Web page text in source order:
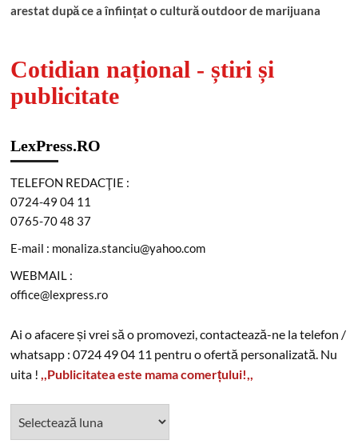
arestat după ce a înființat o cultură outdoor de marijuana
Cotidian național - știri și
publicitate
LexPress.RO
TELEFON REDACŢIE :
0724-49 04 11
0765-70 48 37
E-mail : monaliza.stanciu@yahoo.com
WEBMAIL :
office@lexpress.ro
Ai o afacere și vrei să o promovezi, contactează-ne la telefon /
whatsapp : 0724 49 04 11 pentru o ofertă personalizată. Nu
uita ! ,,Publicitatea este mama comerțului!,,